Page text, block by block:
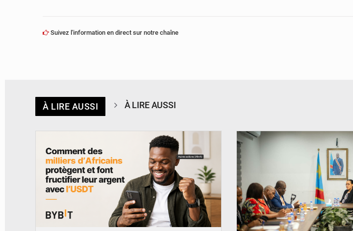
Suivez l'information en direct sur notre chaîne
À LIRE AUSSI À LIRE AUSSI